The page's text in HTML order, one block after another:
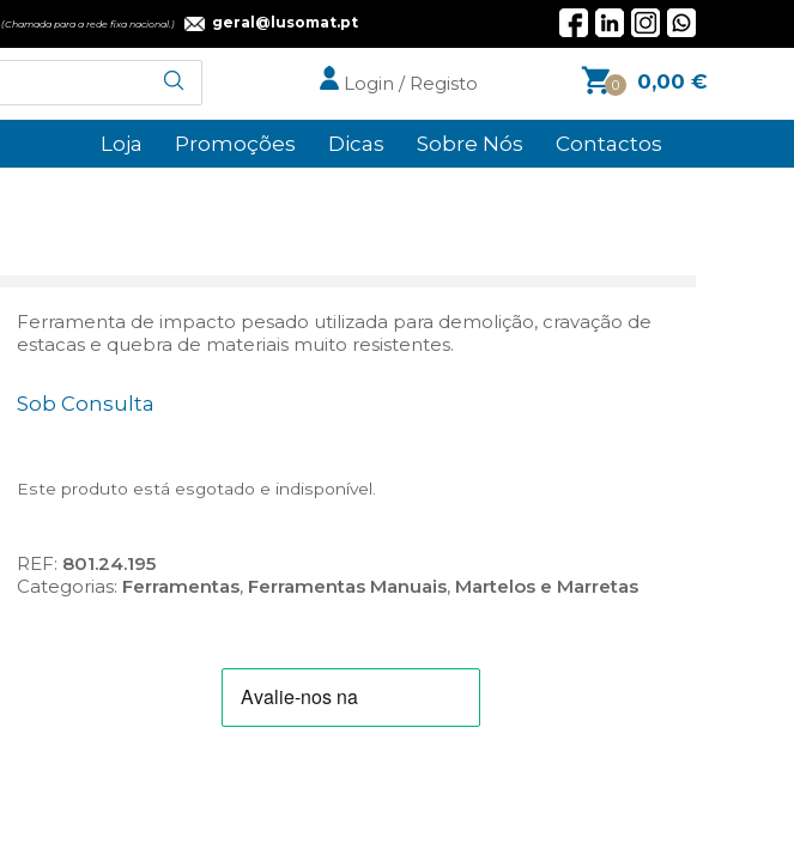
(Chamada para a rede fixa nacional.) geral@lusomat.pt
0 0,00 €
Login / Registo
Loja Promoções Dicas Sobre Nós Contactos
Ferramenta de impacto pesado utilizada para demolição, cravação de
estacas e quebra de materiais muito resistentes.
Sob Consulta
Este produto está esgotado e indisponível.
REF: 801.24.195
Categorias: Ferramentas, Ferramentas Manuais, Martelos e Marretas